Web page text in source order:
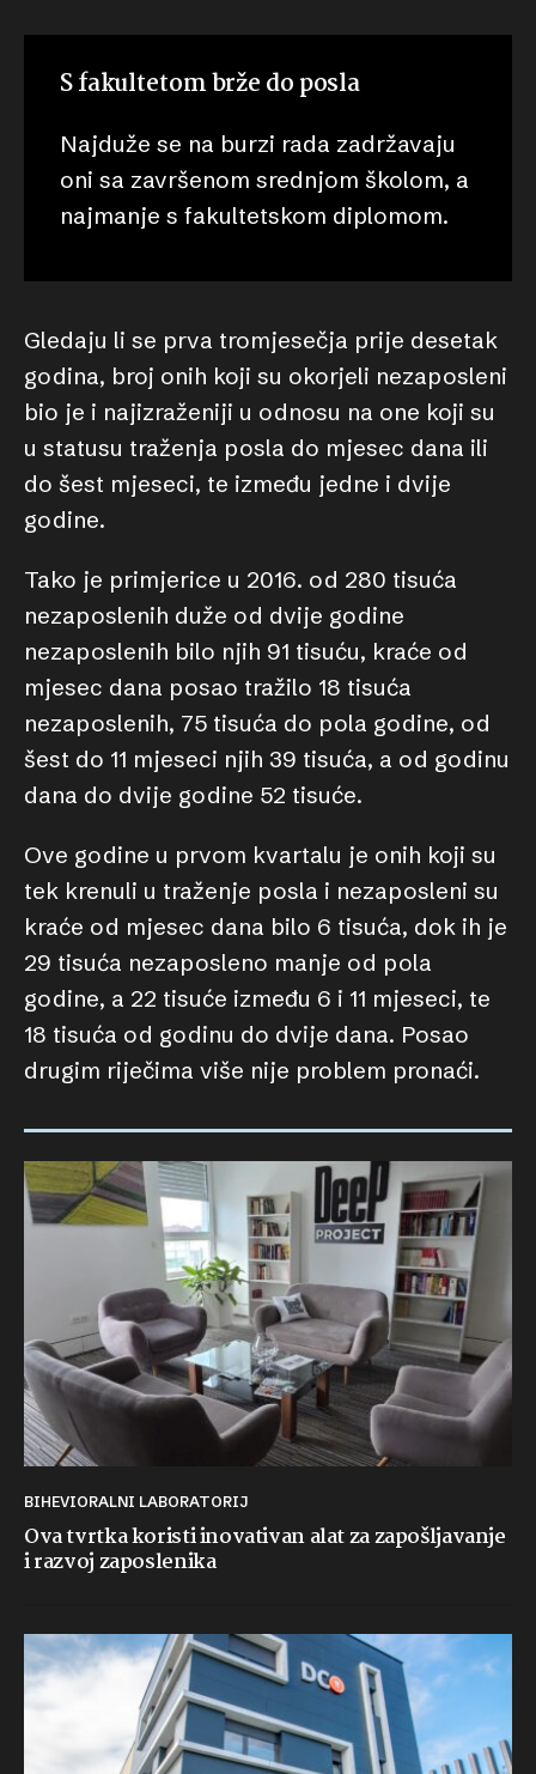
S fakultetom brže do posla
Najduže se na burzi rada zadržavaju
oni sa završenom srednjom školom, a
najmanje s fakultetskom diplomom.
Gledaju li se prva tromjesečja prije desetak
godina, broj onih koji su okorjeli nezaposleni
bio je i najizraženiji u odnosu na one koji su
u statusu traženja posla do mjesec dana ili
do šest mjeseci, te između jedne i dvije
godine.
Tako je primjerice u 2016. od 280 tisuća
nezaposlenih duže od dvije godine
nezaposlenih bilo njih 91 tisuću, kraće od
mjesec dana posao tražilo 18 tisuća
nezaposlenih, 75 tisuća do pola godine, od
šest do 11 mjeseci njih 39 tisuća, a od godinu
dana do dvije godine 52 tisuće.
Ove godine u prvom kvartalu je onih koji su
tek krenuli u traženje posla i nezaposleni su
kraće od mjesec dana bilo 6 tisuća, dok ih je
29 tisuća nezaposleno manje od pola
godine, a 22 tisuće između 6 i 11 mjeseci, te
18 tisuća od godinu do dvije dana. Posao
drugim riječima više nije problem pronaći.
BIHEVIORALNI LABORATORIJ
Ova tvrtka koristi inovativan alat za zapošljavanje
i razvoj zaposlenika